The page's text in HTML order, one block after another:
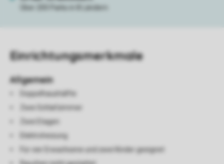
Einrichtungsmerkmale
Allgemein
Doppelhaushälfte
Zwei Schlafzimmer
Zwei Etagen
Elektroheizung
Für vier Erwachsene und zwei Kinder geeignet